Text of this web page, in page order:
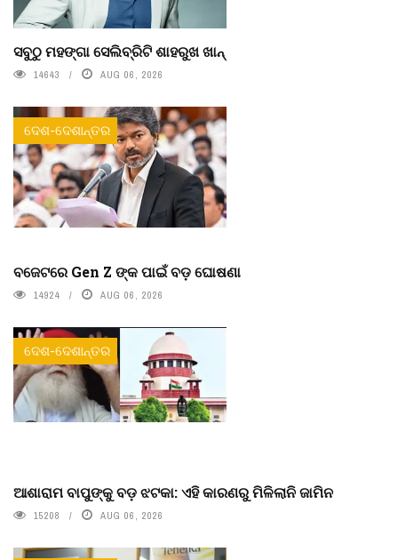
ସବୁଠୁ ମହଙ୍ଗା ସେଲିବ୍ରିଟି ଶାହରୁଖ ଖାନ୍
14643 AUG 06, 2026
ଦେଶ-ଦେଶାନ୍ତର
ବଜେଟରେ Gen Z ଙ୍କ ପାଇଁ ବଡ଼ ଘୋଷଣା
14924 AUG 06, 2026
ଦେଶ-ଦେଶାନ୍ତର
ଆଶାରାମ ବାପୁଙ୍କୁ ବଡ଼ ଝଟକା: ଏହି କାରଣରୁ ମିଳିଲାନି ଜାମିନ
15208 AUG 06, 2026